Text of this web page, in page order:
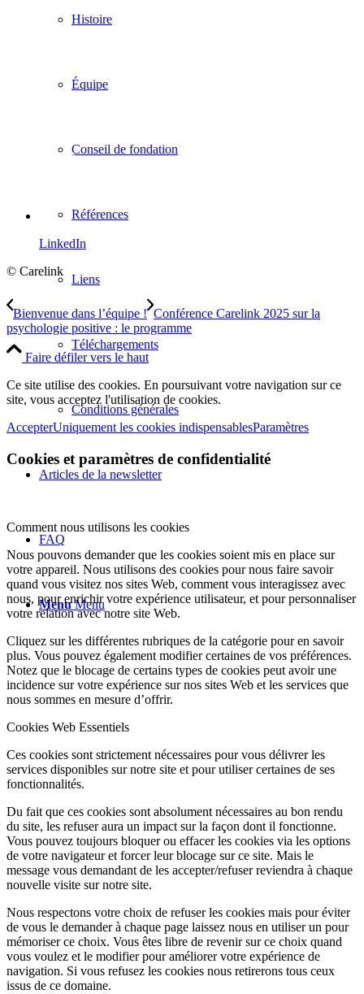
Histoire
Équipe
Conseil de fondation
Références
Liens
Téléchargements
Conditions générales
Articles de la newsletter
FAQ
Menu Menu
LinkedIn
© Carelink
Bienvenue dans l’équipe ! Conférence Carelink 2025 sur la
psychologie positive : le programme
Faire défiler vers le haut
Ce site utilise des cookies. En poursuivant votre navigation sur ce
site, vous acceptez l'utilisation de cookies.
AccepterUniquement les cookies indispensablesParamètres
Cookies et paramètres de confidentialité
Comment nous utilisons les cookies
Nous pouvons demander que les cookies soient mis en place sur
votre appareil. Nous utilisons des cookies pour nous faire savoir
quand vous visitez nos sites Web, comment vous interagissez avec
nous, pour enrichir votre expérience utilisateur, et pour personnaliser
votre relation avec notre site Web.
Cliquez sur les différentes rubriques de la catégorie pour en savoir
plus. Vous pouvez également modifier certaines de vos préférences.
Notez que le blocage de certains types de cookies peut avoir une
incidence sur votre expérience sur nos sites Web et les services que
nous sommes en mesure d’offrir.
Cookies Web Essentiels
Ces cookies sont strictement nécessaires pour vous délivrer les
services disponibles sur notre site et pour utiliser certaines de ses
fonctionnalités.
Du fait que ces cookies sont absolument nécessaires au bon rendu
du site, les refuser aura un impact sur la façon dont il fonctionne.
Vous pouvez toujours bloquer ou effacer les cookies via les options
de votre navigateur et forcer leur blocage sur ce site. Mais le
message vous demandant de les accepter/refuser reviendra à chaque
nouvelle visite sur notre site.
Nous respectons votre choix de refuser les cookies mais pour éviter
de vous le demander à chaque page laissez nous en utiliser un pour
mémoriser ce choix. Vous êtes libre de revenir sur ce choix quand
vous voulez et le modifier pour améliorer votre expérience de
navigation. Si vous refusez les cookies nous retirerons tous ceux
issus de ce domaine.